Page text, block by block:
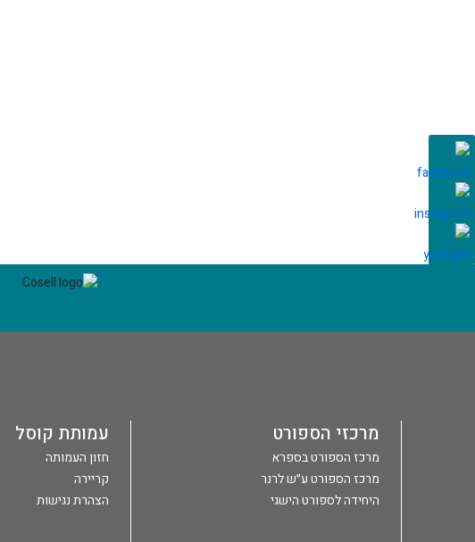
מרכזי הספורט
מרכז הספורט בספרא
מרכז הספורט ע״ש לרנר
היחידה לספורט הישגי
עמותת קוסל
חזון העמותה
קריירה
הצהרת נגישות